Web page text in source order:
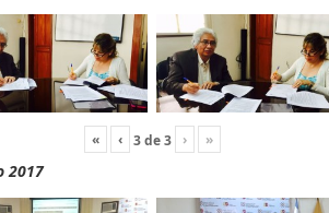
« ‹ 3de3 › »
2017